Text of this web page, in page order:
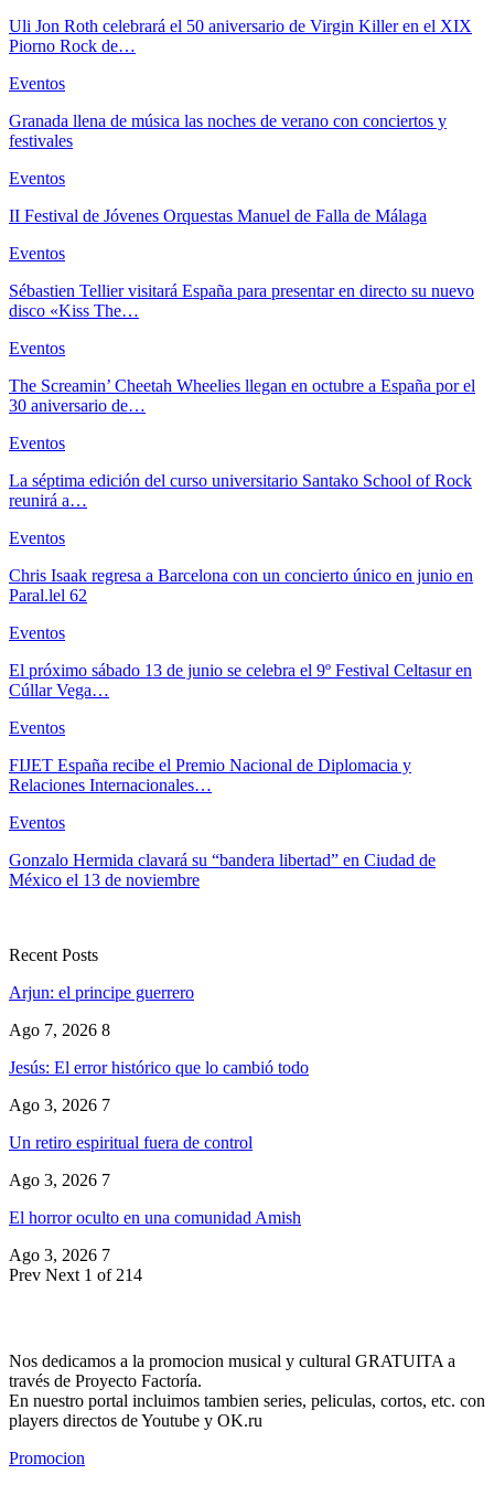
Uli Jon Roth celebrará el 50 aniversario de Virgin Killer en el XIX
Piorno Rock de…
Eventos
Granada llena de música las noches de verano con conciertos y
festivales
Eventos
II Festival de Jóvenes Orquestas Manuel de Falla de Málaga
Eventos
Sébastien Tellier visitará España para presentar en directo su nuevo
disco «Kiss The…
Eventos
The Screamin’ Cheetah Wheelies llegan en octubre a España por el
30 aniversario de…
Eventos
La séptima edición del curso universitario Santako School of Rock
reunirá a…
Eventos
Chris Isaak regresa a Barcelona con un concierto único en junio en
Paral.lel 62
Eventos
El próximo sábado 13 de junio se celebra el 9º Festival Celtasur en
Cúllar Vega…
Eventos
FIJET España recibe el Premio Nacional de Diplomacia y
Relaciones Internacionales…
Eventos
Gonzalo Hermida clavará su “bandera libertad” en Ciudad de
México el 13 de noviembre
Recent Posts
Arjun: el principe guerrero
Ago 7, 2026 8
Jesús: El error histórico que lo cambió todo
Ago 3, 2026 7
Un retiro espiritual fuera de control
Ago 3, 2026 7
El horror oculto en una comunidad Amish
Ago 3, 2026 7
Prev Next 1 of 214
Nos dedicamos a la promocion musical y cultural GRATUITA a
través de Proyecto Factoría.
En nuestro portal incluimos tambien series, peliculas, cortos, etc. con
players directos de Youtube y OK.ru
Promocion